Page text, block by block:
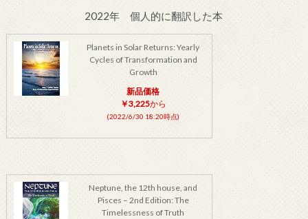
2022年 個人的に翻訳した本
Planets in Solar Returns: Yearly
Cycles of Transformation and
Growth
新品価格
￥3,225から
(2022/6/30 18:20時点)
Neptune, the 12th house, and
Pisces – 2nd Edition: The
Timelessness of Truth